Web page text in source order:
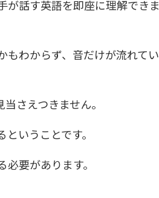
が話す英語を即座に理解できま
もわからず、音だけが流れてい
さえつきません。
いうことです。
要があります。